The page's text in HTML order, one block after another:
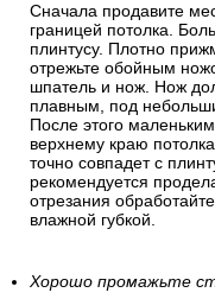
Сначала продавите
границей потолка.
плинтусу. Плотно
отрежьте обойным
шпатель и нож. Нож
плавным, под
После этого
верхнему краю
точно совпадет с
рекомендуется
отрезания
влажной губкой.
Хорошо промажьте